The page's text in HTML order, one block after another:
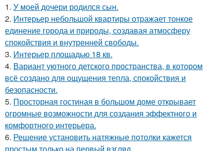
1. У моей дочери родился сын.
2. Интерьер небольшой квартиры отражает тонкое
единение города и природы, создавая атмосферу
спокойствия и внутренней свободы.
3. Интерьер площадью 18 кв.
4. Вариант уютного детского пространства, в котором
всё создано для ощущения тепла, спокойствия и
безопасности.
5. Просторная гостиная в большом доме открывает
огромные возможности для создания эффектного и
комфортного интерьера.
6. Решение установить натяжные потолки кажется
простым только на первый взгляд.